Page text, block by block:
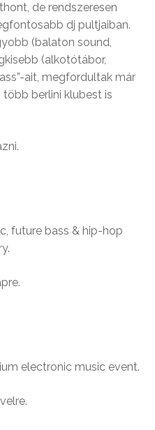
de rendszeresen
dj pultjaiban.
(balaton sound,
(alkotótábor,
ait, megfordultak már
több berlini klubest is
future bass & hip-hop
electronic music event.